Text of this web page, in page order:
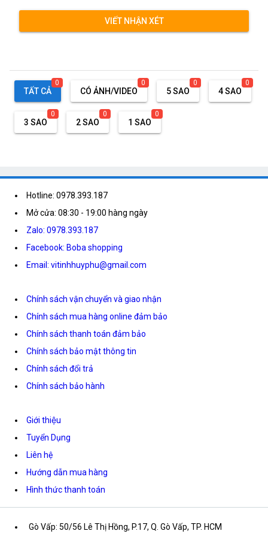
VIẾT NHẬN XÉT
TẤT CẢ
0
CÓ ẢNH/VIDEO
0
5 SAO
0
4 SAO
0
3 SAO
0
2 SAO
0
1 SAO
0
Hotline: 0978.393.187
Mở cửa: 08:30 - 19:00 hàng ngày
Zalo: 0978.393.187
Facebook: Boba shopping
Email: vitinhhuyphu@gmail.com
Chính sách vận chuyển và giao nhận
Chính sách mua hàng online đảm bảo
Chính sách thanh toán đảm bảo
Chính sách bảo mật thông tin
Chính sách đổi trả
Chính sách bảo hành
Giới thiệu
Tuyển Dụng
Liên hệ
Hướng dẫn mua hàng
Hình thức thanh toán
Gò Vấp: 50/56 Lê Thị Hồng, P.17, Q. Gò Vấp, TP. HCM